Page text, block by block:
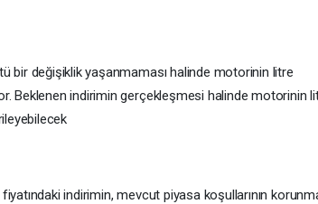
bir değişiklik yaşanmaması halinde motorinin litre
Beklenen indirimin gerçekleşmesi halinde motorinin
indirimin, mevcut piyasa koşullarının